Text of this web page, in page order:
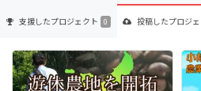
支援したプロジェクト 0 投稿したプロジ